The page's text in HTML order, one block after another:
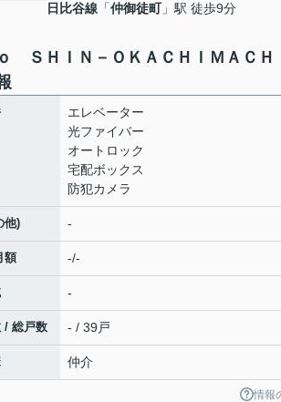
日比谷線 「仲御徒町」駅 徒歩9分
ＳＨＩＮ－ＯＫＡＣＨＩＭＡＣＨ
エレベーター
光ファイバー
オートロック
宅配ボックス
防犯カメラ
他) -
額 -/-
-
/ 総戸数 - / 39戸
仲介
情報